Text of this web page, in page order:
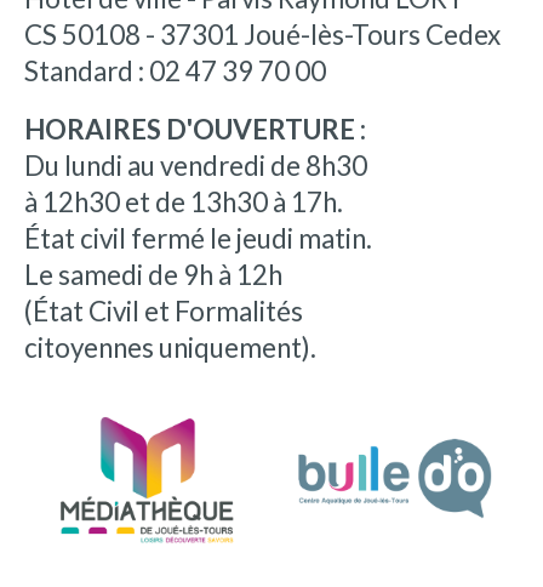
CS 50108 - 37301 Joué-lès-Tours Cedex
Standard : 02 47 39 70 00
HORAIRES D'OUVERTURE :
Du lundi au vendredi de 8h30
à 12h30 et de 13h30 à 17h.
État civil fermé le jeudi matin.
Le samedi de 9h à 12h
(État Civil et Formalités
citoyennes uniquement).